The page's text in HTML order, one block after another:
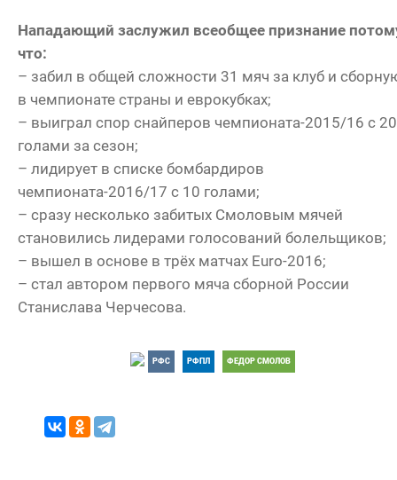
Нападающий заслужил всеобщее признание
что:
– забил в общей сложности 31 мяч за клуб и
в чемпионате страны и еврокубках;
– выиграл спор снайперов чемпионата-2015/16 с 20
голами за сезон;
– лидирует в списке бомбардиров
чемпионата-2016/17 с 10 голами;
– сразу несколько забитых Смоловым мячей
становились лидерами голосований болельщиков;
– вышел в основе в трёх матчах Euro-2016;
– стал автором первого мяча сборной России
Станислава Черчесова.
РФС РФПЛ ФЕДОР СМОЛОВ